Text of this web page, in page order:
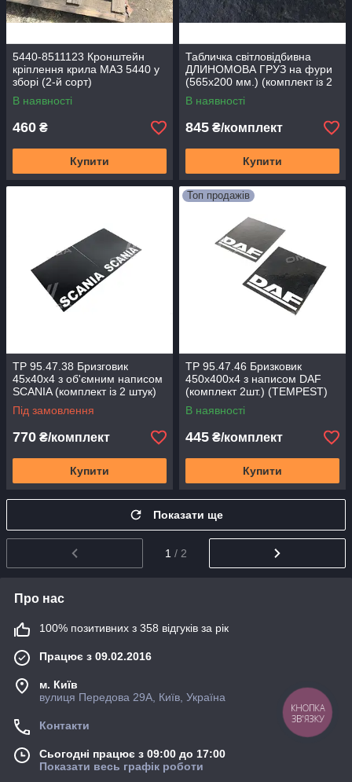
5440-8511123 Кронштейн
кріплення крила МАЗ 5440 у
зборі (2-й сорт)
В наявності
460 ₴
Купити
Табличка світловідбивна
ДЛИНОМОВА ГРУЗ на фури
(565х200 мм.) (комплект із 2
штук) CARGO-AET5
В наявності
845 ₴/комплект
Купити
TP 95.47.38 Бризговик
45x40x4 з об'ємним написом
SCANIA (комплект із 2 штук)
(TEMPEST)
Під замовлення
770 ₴/комплект
Купити
Топ продажів
TP 95.47.46 Бризковик
450x400x4 з написом DAF
(комплект 2шт.) (TEMPEST)
В наявності
445 ₴/комплект
Купити
Показати ще
1 / 2
Про нас
100% позитивних з 358 відгуків за рік
Працює з 09.02.2016
м. Київ
вулиця Передова 29А, Київ, Україна
Контакти
Сьогодні працює з 09:00 до 17:00
Показати весь графік роботи
КНОПКА
ЗВ'ЯЗКУ